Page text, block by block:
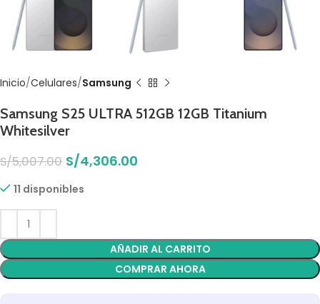
Inicio Celulares Samsung
Samsung S25 ULTRA 512GB 12GB Titanium
Whitesilver
S/5,007.00 S/4,306.00
11 disponibles
AÑADIR AL CARRITO
COMPRAR AHORA